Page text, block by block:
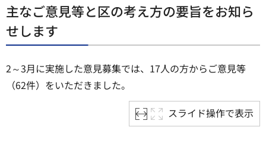
主なご意見等と区の考え方の要旨をお知ら
せします
2～3月に実施した意見募集では、17人の方からご意見等
（62件）をいただきました。
スライド操作で表示